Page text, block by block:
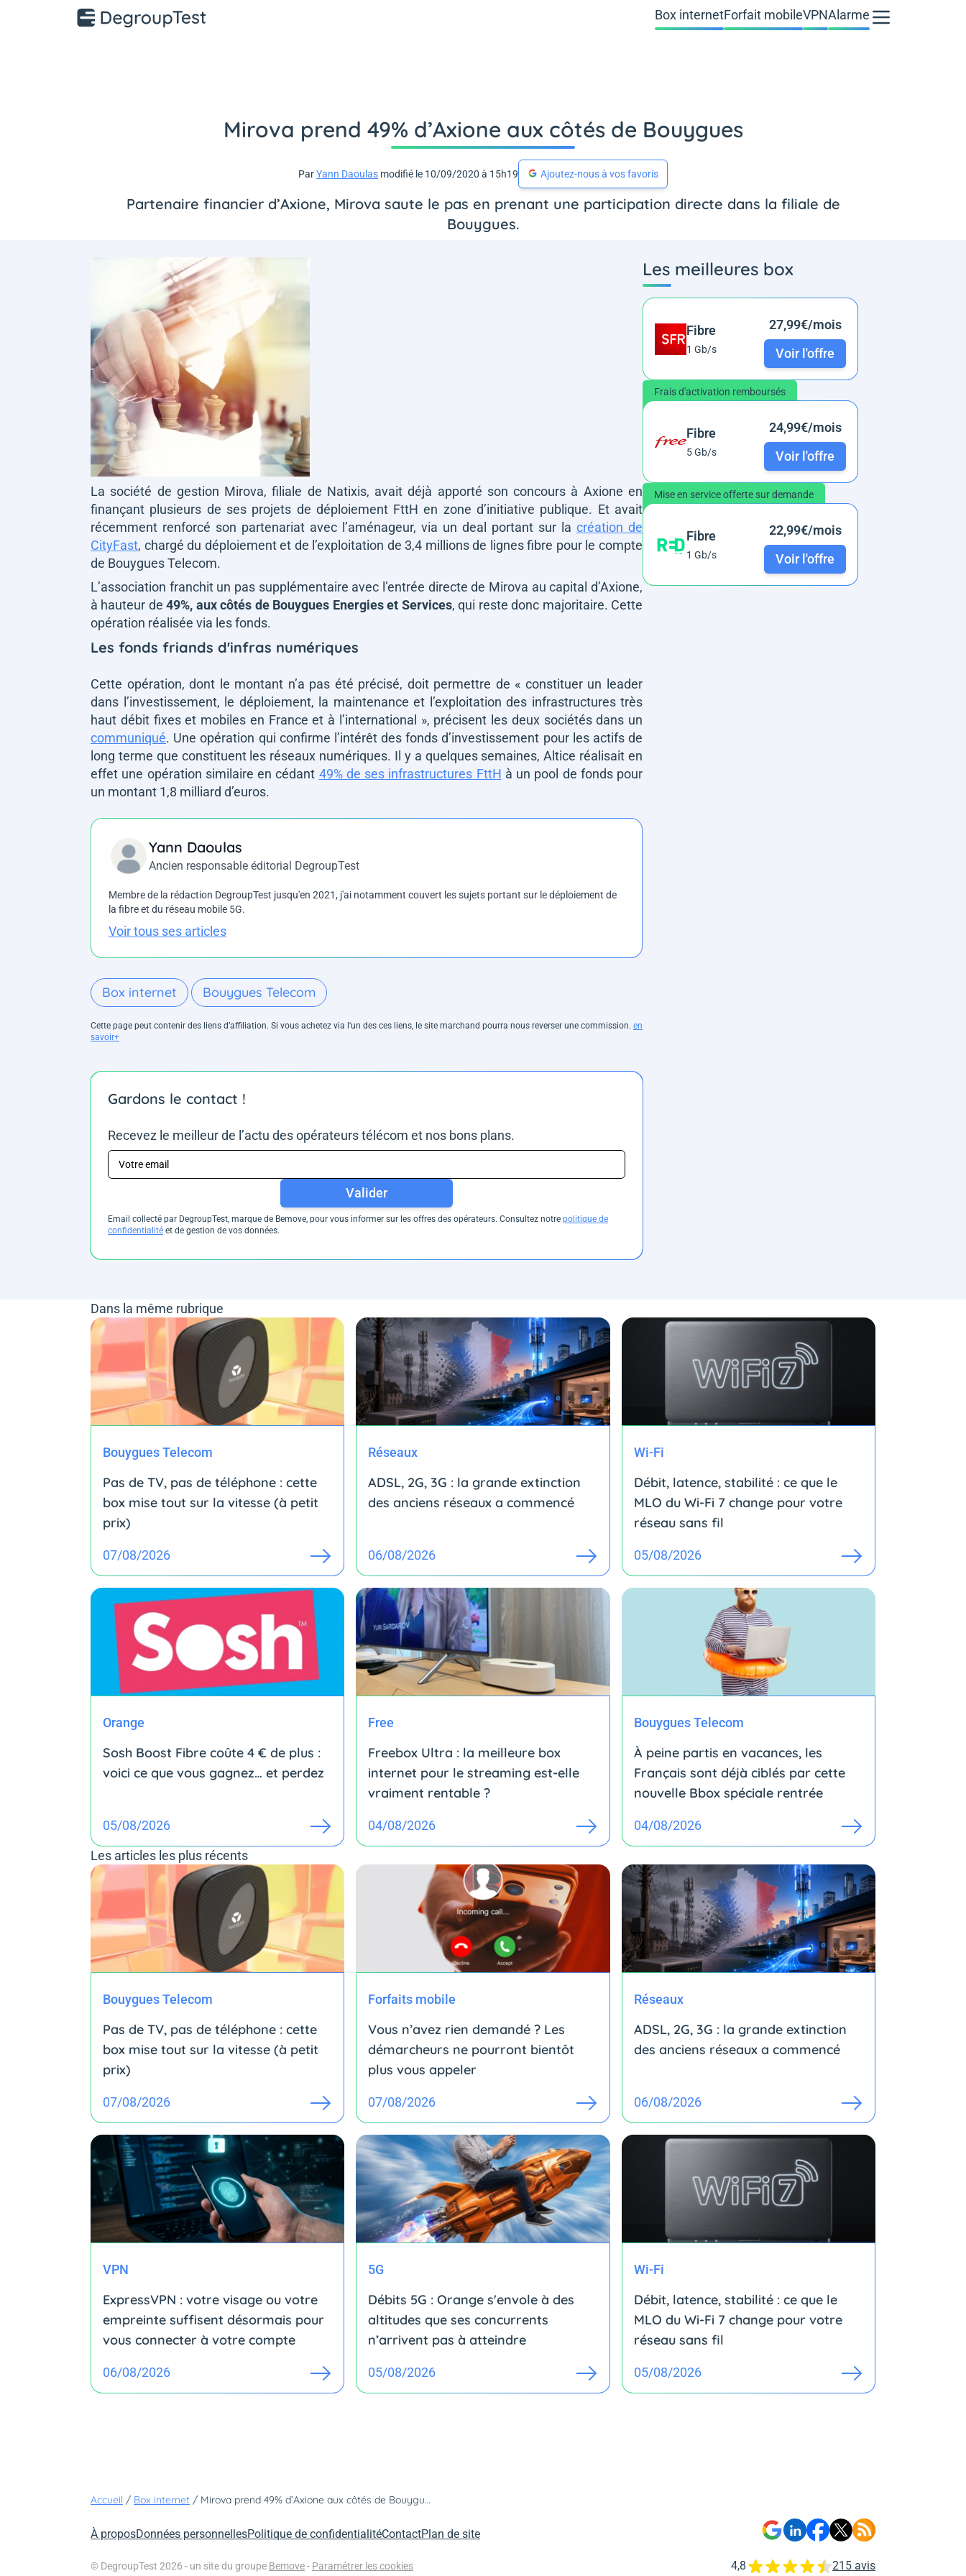
Box internetForfait mobileVPNAlarme
Mirova prend 49% d’Axione aux côtés de Bouygues
ParYann Daoulas modifié le 10/09/2020 à 15h19 Ajoutez-nous à vos favoris
Partenaire financier d’Axione, Mirova saute le pas en prenant une participation directe dans la filiale de
Bouygues.
La société de gestion Mirova, filiale de Natixis, avait déjà apporté son concours à Axione en
finançant plusieurs de ses projets de déploiement FttH en zone d’initiative publique. Et avait
récemment renforcé son partenariat avec l’aménageur, via un deal portant sur la création de
CityFast, chargé du déploiement et de l’exploitation de 3,4 millions de lignes fibre pour le compte
de Bouygues Telecom.
L’association franchit un pas supplémentaire avec l’entrée directe de Mirova au capital d’Axione,
à hauteur de49%, aux côtés de Bouygues Energies et Services, qui reste donc majoritaire. Cette
opération réalisée via les fonds.
Les fonds friands d'infras numériques
Cette opération, dont le montant n’a pas été précisé, doit permettre de « constituer un leader
dans l’investissement, le déploiement, la maintenance et l’exploitation des infrastructures très
haut débit fixes et mobiles en France et à l’international », précisent les deux sociétés dans un
communiqué. Une opération qui confirme l’intérêt des fonds d’investissement pour les actifs de
long terme que constituent les réseaux numériques. Il y a quelques semaines, Altice réalisait en
effet une opération similaire en cédant 49% de ses infrastructures FttH à un pool de fonds pour
un montant 1,8 milliard d’euros.
Yann Daoulas
Ancien responsable éditorial DegroupTest
Membre de la rédaction DegroupTest jusqu'en 2021, j'ai notamment couvert les sujets portant sur le déploiement de
la fibre et du réseau mobile 5G.
Voir tous ses articles
Box internet Bouygues Telecom
Cette page peut contenir des liens d’affiliation. Si vous achetez via l'un des ces liens, le site marchand pourra nous reverser une commission. en
savoir+
Gardons le contact !
Recevez le meilleur de l’actu des opérateurs télécom et nos bons plans.
Valider
Email collecté par DegroupTest, marque de Bemove, pour vous informer sur les offres des opérateurs. Consultez notre politique de
confidentialité et de gestion de vos données.
Les meilleures box
Fibre
1 Gb/s
27,99€/mois
Voir l'offre
Frais d'activation remboursés
Fibre
5 Gb/s
24,99€/mois
Voir l'offre
Mise en service offerte sur demande
Fibre
1 Gb/s
22,99€/mois
Voir l'offre
Dans la même rubrique
Bouygues Telecom
Pas de TV, pas de téléphone : cette
box mise tout sur la vitesse (à petit
prix)
07/08/2026
Réseaux
ADSL, 2G, 3G : la grande extinction
des anciens réseaux a commencé
06/08/2026
Wi-Fi
Débit, latence, stabilité : ce que le
MLO du Wi-Fi 7 change pour votre
réseau sans fil
05/08/2026
Orange
Sosh Boost Fibre coûte 4 € de plus :
voici ce que vous gagnez… et perdez
05/08/2026
Free
Freebox Ultra : la meilleure box
internet pour le streaming est-elle
vraiment rentable ?
04/08/2026
Bouygues Telecom
À peine partis en vacances, les
Français sont déjà ciblés par cette
nouvelle Bbox spéciale rentrée
04/08/2026
Les articles les plus récents
Bouygues Telecom
Pas de TV, pas de téléphone : cette
box mise tout sur la vitesse (à petit
prix)
07/08/2026
Forfaits mobile
Vous n’avez rien demandé ? Les
démarcheurs ne pourront bientôt
plus vous appeler
07/08/2026
Réseaux
ADSL, 2G, 3G : la grande extinction
des anciens réseaux a commencé
06/08/2026
VPN
ExpressVPN : votre visage ou votre
empreinte suffisent désormais pour
vous connecter à votre compte
06/08/2026
5G
Débits 5G : Orange s'envole à des
altitudes que ses concurrents
n’arrivent pas à atteindre
05/08/2026
Wi-Fi
Débit, latence, stabilité : ce que le
MLO du Wi-Fi 7 change pour votre
réseau sans fil
05/08/2026
Accueil / Box internet / Mirova prend 49% d’Axione aux côtés de Bouygues
À proposDonnées personnellesPolitique de confidentialitéContactPlan de site
© DegroupTest 2026 - un site du groupe Bemove- Paramétrer les cookies 4,8 215 avis